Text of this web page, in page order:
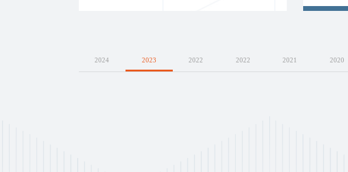
2024 2023 2022 2022 2021 2020